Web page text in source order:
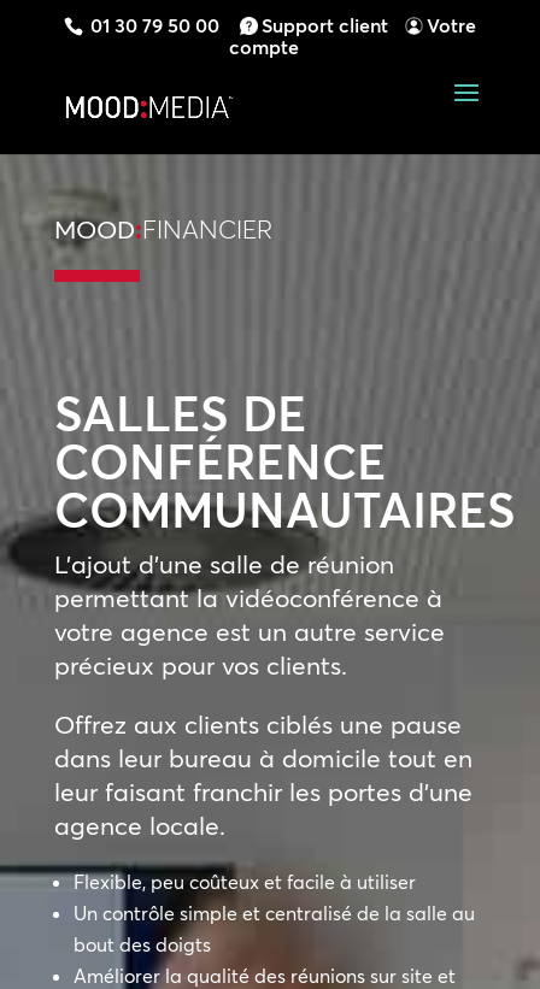
01 30 79 50 00 Support client
Votre
compte
MOOD:FINANCIER
SALLES DE
CONFÉRENCE
COMMUNAUTAIRES
L’ajout d’une salle de réunion
permettant la vidéoconférence à
votre agence est un autre service
précieux pour vos clients.
Offrez aux clients ciblés une pause
dans leur bureau à domicile tout en
leur faisant franchir les portes d’une
agence locale.
Flexible, peu coûteux et facile à utiliser
Un contrôle simple et centralisé de la salle au
bout des doigts
Améliorer la qualité des réunions sur site et